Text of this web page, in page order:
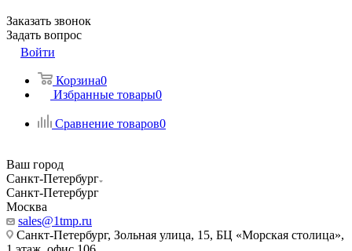
Заказать звонок
Задать вопрос
Войти
Корзина0
Избранные товары0
Сравнение товаров0
Ваш город
Санкт-Петербург
Санкт-Петербург
Москва
sales@1tmp.ru
Санкт-Петербург, Зольная улица, 15, БЦ «Морская столица»,